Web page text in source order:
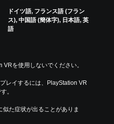
ドイツ語, フランス語 (フラン
ス), 中国語 (簡体字), 日本語, 英
語
VRを使用しないでください。
レイするには、PlayStation VR
。
た症状が出ることがありま